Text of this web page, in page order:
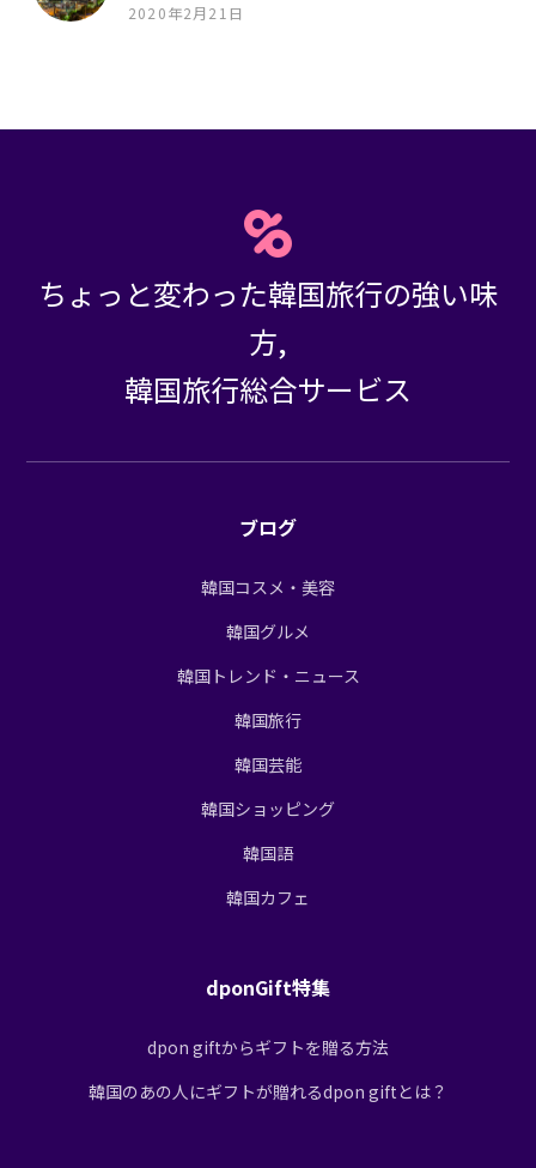
2020年2月21日
ちょっと変わった韓国旅行の強い味
方,
韓国旅行総合サービス
ブログ
韓国コスメ・美容
韓国グルメ
韓国トレンド・ニュース
韓国旅行
韓国芸能
韓国ショッピング
韓国語
韓国カフェ
dponGift特集
dpon giftからギフトを贈る方法
韓国のあの人にギフトが贈れるdpon giftとは？